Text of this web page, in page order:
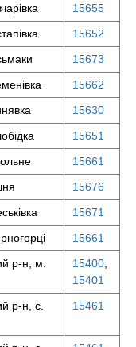
15655
15652
15673
15662
15630
15651
15661
15676
15671
15661
р-н, м.
15400
15401
р-н, с.
15461